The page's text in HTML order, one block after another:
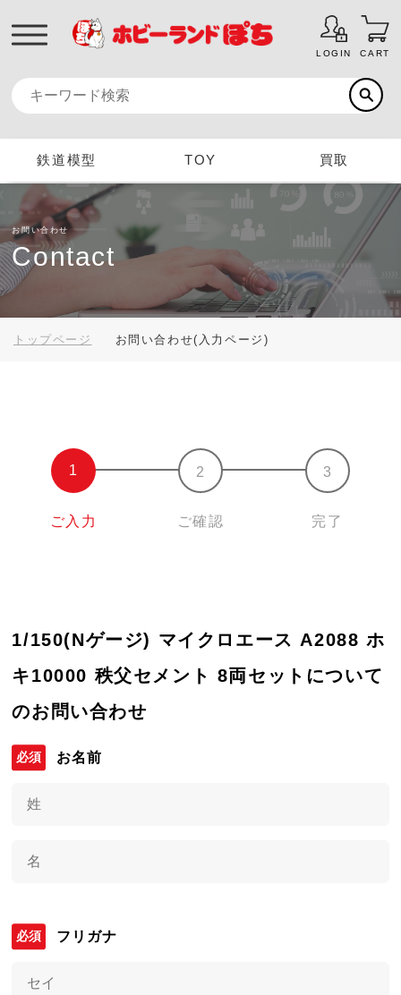
LOGIN CART
鉄道模型 TOY 買取
お問い合わせ
Contact
トップページ お問い合わせ(入力ページ)
ご入力 ご確認 完了
1/150(Nゲージ) マイクロエース A2088 ホ
キ10000 秩父セメント 8両セットについて
のお問い合わせ
お名前
フリガナ